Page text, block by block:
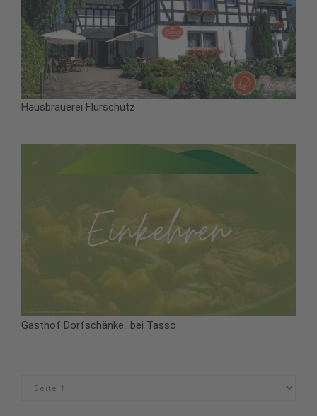
Hausbrauerei Flurschütz
Gasthof Dorfschänke...bei Tasso